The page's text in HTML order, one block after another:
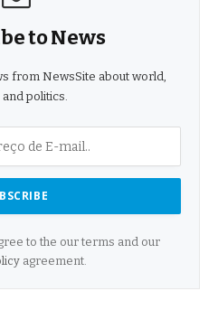
to News
from NewsSite about world,
politics.
to the our terms and our
agreement.